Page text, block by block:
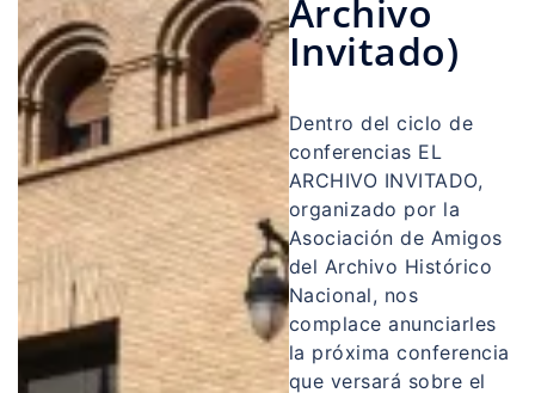
Archivo
Invitado)
Dentro del ciclo de
conferencias EL
ARCHIVO INVITADO,
organizado por la
Asociación de Amigos
del Archivo Histórico
Nacional, nos
complace anunciarles
la próxima conferencia
que versará sobre el